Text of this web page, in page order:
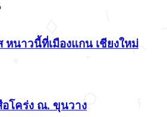
หนาวนี้ที่เมืองแกน เชียงใหม่
โคร่ง ณ. ขุนวาง